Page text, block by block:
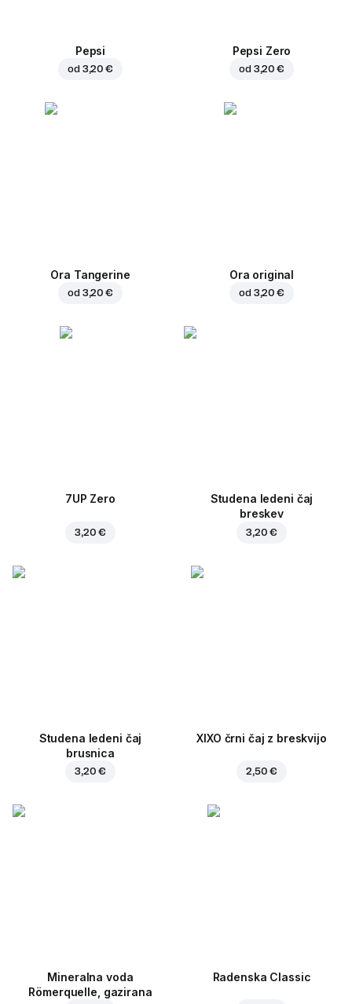
Pepsi
od 3,20 €
Pepsi Zero
od 3,20 €
Ora Tangerine
od 3,20 €
Ora original
od 3,20 €
7UP Zero
3,20 €
Studena ledeni čaj
breskev
3,20 €
Studena ledeni čaj
brusnica
3,20 €
XIXO črni čaj z breskvijo
2,50 €
Mineralna voda
Römerquelle, gazirana
Radenska Classic